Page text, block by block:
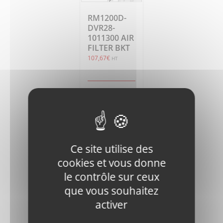
RM1200D-
DVR28-
1011300 AIR
FILTER BKT
107,67€ HT
panier
RM1200D-
16292-72851
Ce site utilise des
cookies et vous donne
le contrôle sur ceux
que vous souhaitez
activer